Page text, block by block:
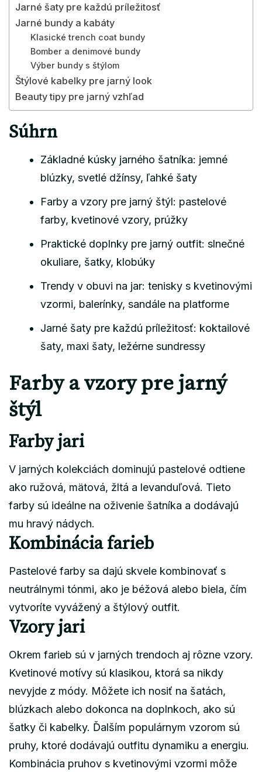
Jarné šaty pre každú príležitosť
Jarné bundy a kabáty
Klasické trench coat bundy
Bomber a denimové bundy
Výber bundy s štýlom
Štýlové kabelky pre jarný look
Beauty tipy pre jarný vzhľad
Súhrn
Základné kúsky jarného šatníka: jemné
blúzky, svetlé džínsy, ľahké šaty
Farby a vzory pre jarný štýl: pastelové
farby, kvetinové vzory, prúžky
Praktické doplnky pre jarný outfit: slnečné
okuliare, šatky, klobúky
Trendy v obuvi na jar: tenisky s kvetinovými
vzormi, balerínky, sandále na platforme
Jarné šaty pre každú príležitosť: koktailové
šaty, maxi šaty, ležérne sundressy
Farby a vzory pre jarný
štýl
Farby jari
V jarných kolekciách dominujú pastelové odtiene
ako ružová, mätová, žltá a levanduľová. Tieto
farby sú ideálne na oživenie šatníka a dodávajú
mu hravý nádych.
Kombinácia farieb
Pastelové farby sa dajú skvele kombinovať s
neutrálnymi tónmi, ako je béžová alebo biela, čím
vytvoríte vyvážený a štýlový outfit.
Vzory jari
Okrem farieb sú v jarných trendoch aj rôzne vzory.
Kvetinové motívy sú klasikou, ktorá sa nikdy
nevyjde z módy. Môžete ich nosiť na šatách,
blúzkach alebo dokonca na doplnkoch, ako sú
šatky či kabelky. Ďalším populárnym vzorom sú
pruhy, ktoré dodávajú outfitu dynamiku a energiu.
Kombinácia pruhov s kvetinovými vzormi môže